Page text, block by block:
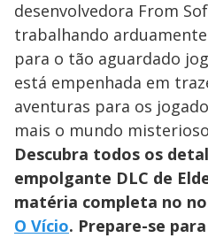
desenvolvedora From
trabalhando
para o tão aguardado
está empenhada em
aventuras para os
mais o mundo
Descubra todos os
empolgante DLC de
matéria completa no
O Vício. Prepare-se